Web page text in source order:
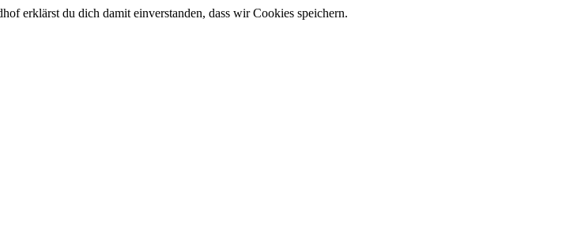
erklärst du dich damit einverstanden, dass wir Cookies speichern.